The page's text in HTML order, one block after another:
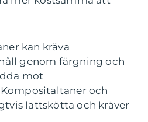
kan kräva
genom färgning och
mot
och
lättskötta och kräver